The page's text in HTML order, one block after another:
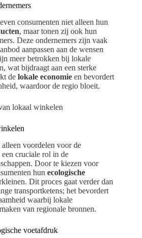
consumenten niet alleen hun
, maar tonen zij ook hun
Deze ondernemers zijn vaak
aanpassen aan de wensen
meer betrokken bij lokale
wat bijdraagt aan een sterke
de lokale economie en bevordert
waardoor de regio bloeit.
voordelen voor de
cruciale rol in de
Door te kiezen voor
hun ecologische
Dit proces gaat verder dan
transportketens; het bevordert
waarbij lokale
van regionale bronnen.
voetafdruk